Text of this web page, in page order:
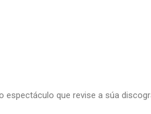
que revise a súa